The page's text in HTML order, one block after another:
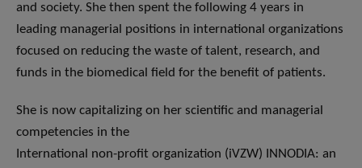
and society. She then spent the following 4 years in
leading managerial positions in international organizations
focused on reducing the waste of talent, research, and
funds in the biomedical field for the benefit of patients.
She is now capitalizing on her scientific and managerial
competencies in the
International non-profit organization (iVZW) INNODIA: an